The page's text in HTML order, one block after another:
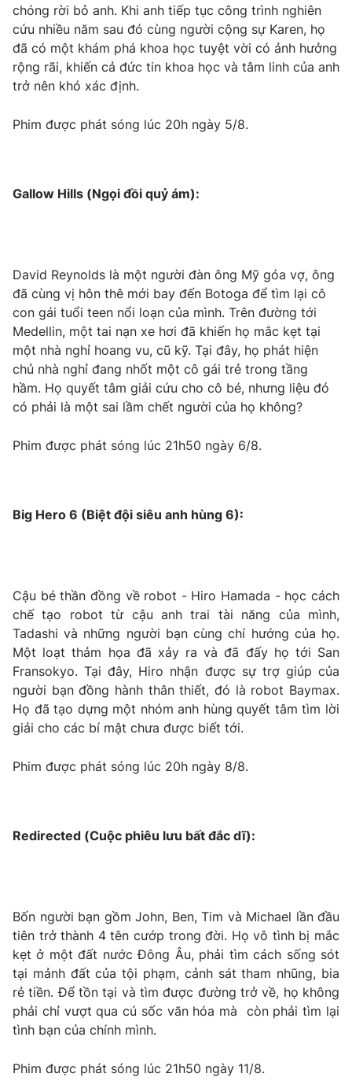
Liên hệ tòa soạn English
Cơ quan chủ quản:Đài Truyền hình Việt Nam
Tổng Biên tập:
Vũ Thanh Thủy
Phó Tổng Biên tập:
Nguyễn Thị Mỹ Hạnh, Phạm Quốc Thắng,
Nguyễn Trọng Ninh
Tổng đài VTV: 024.38 355 931 - 024.38 355 932
Ðiện thoại Thời báo VTV:024.66 897 897
Email: toasoan@vtv.vn
Liên hệ quảng cáo:024-7300.7108
® Cấm sao chép dưới mọi hình thức nếu không có sự chấp
thuận bằng văn bản. Ghi rõ nguồn VTV.vn khi phát hành lại
thông tin từ website này.
chóng rời bỏ anh. Khi anh tiếp tục công trình nghiên
cứu nhiều năm sau đó cùng người cộng sự Karen, họ
đã có một khám phá khoa học tuyệt vời có ảnh hưởng
rộng rãi, khiến cả đức tin khoa học và tâm linh của anh
trở nên khó xác định.
Phim được phát sóng lúc 20h ngày 5/8.
Gallow Hills (Ngọi đồi quỷ ám):
David Reynolds là một người đàn ông Mỹ góa vợ, ông
đã cùng vị hôn thê mới bay đến Botoga để tìm lại cô
con gái tuổi teen nổi loạn của mình. Trên đường tới
Medellin, một tai nạn xe hơi đã khiến họ mắc kẹt tại
một nhà nghỉ hoang vu, cũ kỹ. Tại đây, họ phát hiện
chủ nhà nghỉ đang nhốt một cô gái trẻ trong tầng
hầm. Họ quyết tâm giải cứu cho cô bé, nhưng liệu đó
có phải là một sai lầm chết người của họ không?
Phim được phát sóng lúc 21h50 ngày 6/8.
Big Hero 6 (Biệt đội siêu anh hùng 6):
Cậu bé thần đồng về robot - Hiro Hamada - học cách
chế tạo robot từ cậu anh trai tài năng của mình,
Tadashi và những người bạn cùng chí hướng của họ.
Một loạt thảm họa đã xảy ra và đã đấy họ tới San
Fransokyo. Tại đây, Hiro nhận được sự trợ giúp của
người bạn đồng hành thân thiết, đó là robot Baymax.
Họ đã tạo dựng một nhóm anh hùng quyết tâm tìm lời
giải cho các bí mật chưa được biết tới.
Phim được phát sóng lúc 20h ngày 8/8.
Redirected (Cuộc phiêu lưu bất đắc dĩ):
Bốn người bạn gồm John, Ben, Tim và Michael lần đầu
tiên trở thành 4 tên cướp trong đời. Họ vô tình bị mắc
kẹt ở một đất nước Đông Âu, phải tìm cách sống sót
tại mảnh đất của tội phạm, cảnh sát tham nhũng, bia
rẻ tiền. Để tồn tại và tìm được đường trở về, họ không
phải chỉ vượt qua cú sốc văn hóa mà còn phải tìm lại
tình bạn của chính mình.
Phim được phát sóng lúc 21h50 ngày 11/8.